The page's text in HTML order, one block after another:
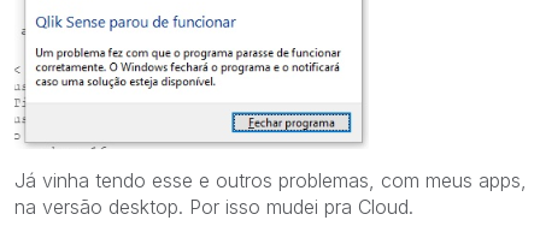
Já vinha tendo esse e outros problemas, com meus apps,
na versão desktop. Por isso mudei pra Cloud.